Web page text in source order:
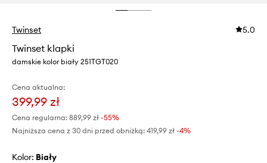
Twinset 5.0
Twinset klapki
damskie kolor biały 251TGT020
Cena aktualna:
399,99 zł
Cena regularna: 889,99 zł -55%
Najniższa cena z 30 dni przed obniżką: 419,99 zł -4%
Kolor: biały